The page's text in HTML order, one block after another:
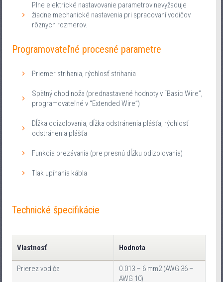
Plne elektrické nastavovanie parametrov nevyžaduje
žiadne mechanické nastavenia pri spracovaní vodičov
rôznych rozmerov.
Programovateľné procesné parametre
Priemer strihania, rýchlosť strihania
Spätný chod noža (prednastavené hodnoty v “Basic Wire”,
programovateľné v “Extended Wire”)
Dĺžka odizolovania, dĺžka odstránenia plášťa, rýchlosť
odstránenia plášťa
Funkcia orezávania (pre presnú dĺžku odizolovania)
Tlak upínania kábla
Technické špecifikácie
Vlastnosť Hodnota
Prierez vodiča
0.013 – 6 mm2 (AWG 36 –
AWG 10)